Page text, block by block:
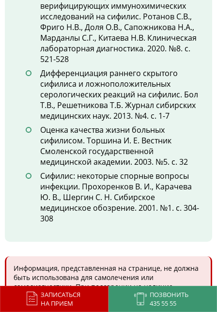
ЗАПИСАТЬСЯ
НА ПРИЕМ
ПОЗВОНИТЬ
435 55 55
верифицирующих иммунохимических
исследований на сифилис. Ротанов С.В.,
Фриго Н.В., Доля О.В., Сапожникова Н.А.,
Марданлы С.Г., Китаева Н.В. Клиническая
лабораторная диагностика. 2020. №8. с.
521-528
Дифференциация раннего скрытого
сифилиса и ложноположительных
серологических реакций на сифилис. Бол
Т.В., Решетникова Т.Б. Журнал сибирских
медицинских наук. 2013. №4. с. 1-7
Оценка качества жизни больных
сифилисом. Торшина И. Е. Вестник
Смоленской государственной
медицинской академии. 2003. №5. с. 32
Сифилис: некоторые спорные вопросы
инфекции. Прохоренков В. И., Карачева
Ю. В., Шергин С. Н. Сибирское
медицинское обозрение. 2001. №1. с. 304-
308
Информация, представленная на странице, не должна
быть использована для самолечения или
самодиагностики. При подозрении на наличие
заболевания, необходимо обратиться за помощью к
квалифицированному специалисту. Провести